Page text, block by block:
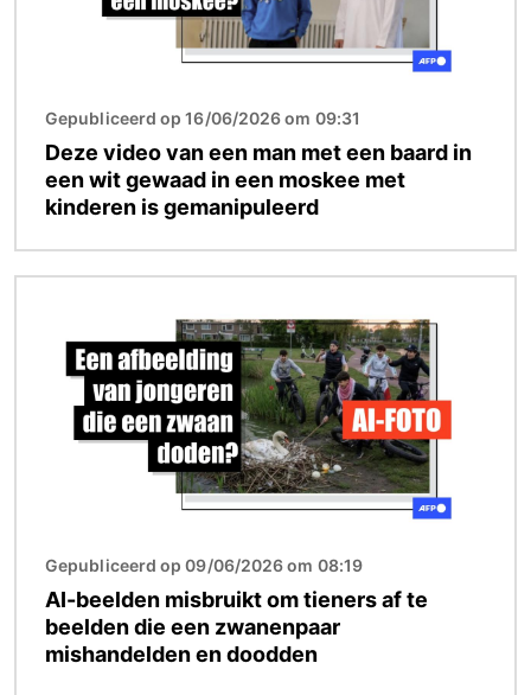
Gepubliceerd op 16/06/2026 om 09:31
Deze video van een man met een baard in
een wit gewaad in een moskee met
kinderen is gemanipuleerd
Gepubliceerd op 09/06/2026 om 08:19
AI-beelden misbruikt om tieners af te
beelden die een zwanenpaar
mishandelden en doodden